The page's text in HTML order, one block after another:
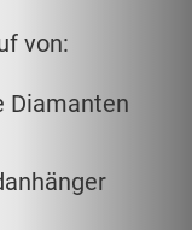
von:
Diamanten